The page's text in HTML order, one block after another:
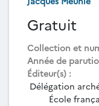
Gratuit
Collection et
Année de
Éditeur(s) :
Délégation
École